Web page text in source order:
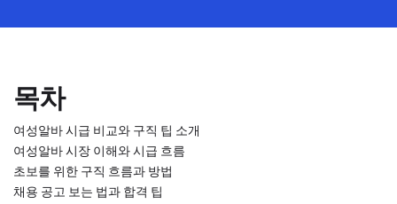
목차
여성알바 시급 비교와 구직 팁 소개
여성알바 시장 이해와 시급 흐름
초보를 위한 구직 흐름과 방법
채용 공고 보는 법과 합격 팁